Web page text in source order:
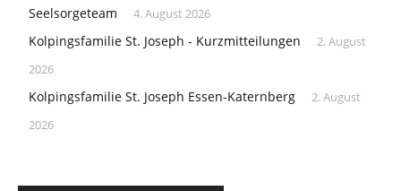
Seelsorgeteam 4. August 2026
Kolpingsfamilie St. Joseph - Kurzmitteilungen
2. August
2026
Kolpingsfamilie St. Joseph Essen-Katernberg
2. August
2026